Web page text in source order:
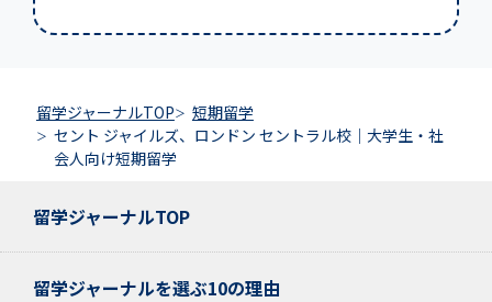
留学ジャーナルTOP
短期留学
セント ジャイルズ、ロンドン セントラル校｜大学生・社
会人向け短期留学
留学ジャーナルTOP
留学ジャーナルを選ぶ10の理由